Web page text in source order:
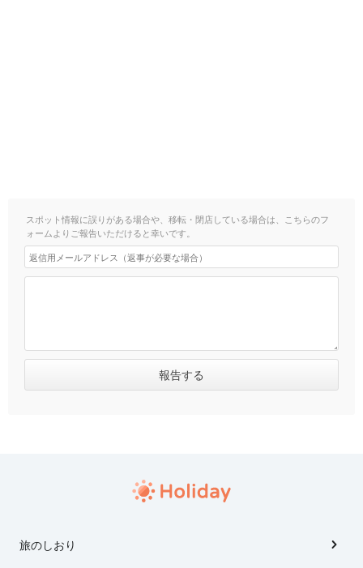
スポット情報に誤りがある場合や、移転・閉店している場合は、こちらのフ
ォームよりご報告いただけると幸いです。
旅のしおり